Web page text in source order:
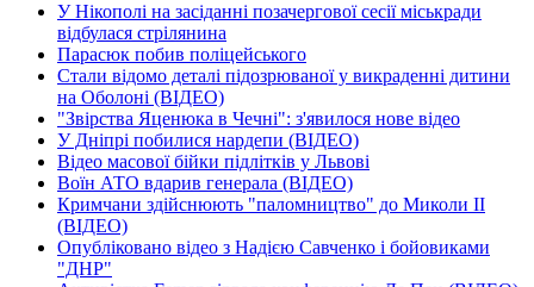
У Нікополі на засіданні позачергової сесії міськради
відбулася стрілянина
Парасюк побив поліцейського
Стали відомо деталі підозрюваної у викраденні дитини
на Оболоні (ВІДЕО)
"Звірства Яценюка в Чечні": з'явилося нове відео
У Дніпрі побилися нардепи (ВІДЕО)
Відео масової бійки підлітків у Львові
Воїн АТО вдарив генерала (ВІДЕО)
Кримчани здійснюють "паломництво" до Миколи ІІ
(ВІДЕО)
Опубліковано відео з Надією Савченко і бойовиками
"ДНР"